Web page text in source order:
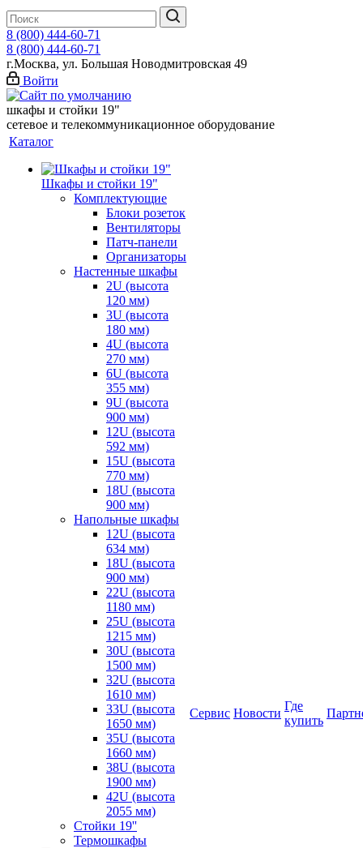
8 (800) 444-60-71
8 (800) 444-60-71
г.Москва, ул. Большая Новодмитровская 49
Войти
шкафы и стойки 19"
сетевое и телекоммуникационное оборудование
Каталог
Шкафы и стойки 19"
Комплектующие
Блоки розеток
Вентиляторы
Патч-панели
Организаторы
Настенные шкафы
2U (высота
120 мм)
3U (высота
180 мм)
4U (высота
270 мм)
6U (высота
355 мм)
9U (высота
900 мм)
12U (высота
592 мм)
15U (высота
770 мм)
18U (высота
900 мм)
Напольные шкафы
12U (высота
634 мм)
18U (высота
900 мм)
22U (высота
1180 мм)
25U (высота
1215 мм)
30U (высота
1500 мм)
32U (высота
1610 мм)
33U (высота
1650 мм)
35U (высота
1660 мм)
38U (высота
1900 мм)
42U (высота
2055 мм)
Стойки 19''
Термошкафы
Сервис Новости
Где
купить